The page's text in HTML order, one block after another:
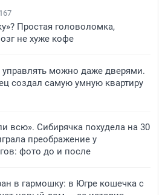
167
Простая головоломка,
не хуже кофе
управлять можно даже дверями.
создал самую умную квартиру
всю». Сибирячка похудела на 30
преображение у
фото до и после
в гармошку: в Югре кошечка с